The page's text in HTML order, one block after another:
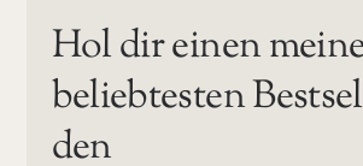
Hol dir einen
beliebtesten
den